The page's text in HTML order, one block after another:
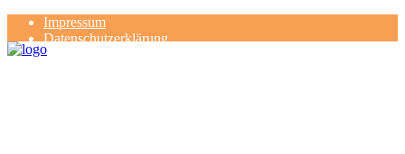
Impressum
Datenschutzerklärung
Kontakt